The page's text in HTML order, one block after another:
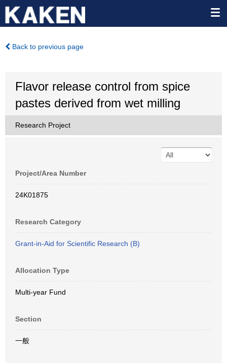
Back to previous page
Flavor release control from spice
pastes derived from wet milling
Research Project
Project/Area Number
24K01875
Research Category
Grant-in-Aid for Scientific Research (B)
Allocation Type
Multi-year Fund
Section
一般